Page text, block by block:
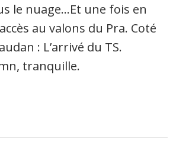
le nuage…Et une fois en
au valons du Pra. Coté
: L’arrivé du TS.
tranquille.